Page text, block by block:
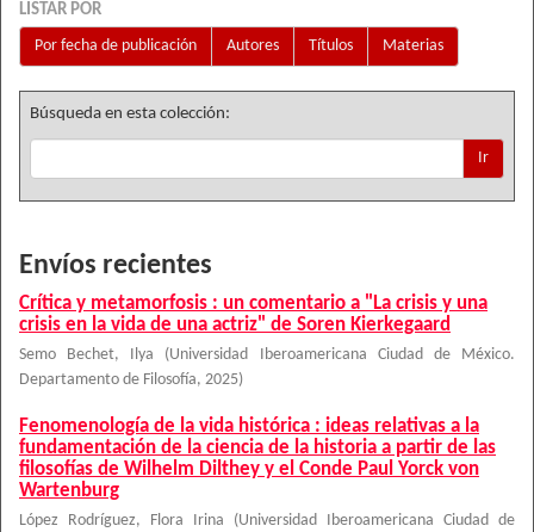
LISTAR POR
Por fecha de publicación
Autores Títulos Materias
Búsqueda en esta colección:
Ir
Envíos recientes
Crítica y metamorfosis : un comentario a "La crisis y una
crisis en la vida de una actriz" de Soren Kierkegaard
Semo Bechet, Ilya (Universidad Iberoamericana Ciudad de México.
Departamento de Filosofía, 2025)
Fenomenología de la vida histórica : ideas relativas a la
fundamentación de la ciencia de la historia a partir de las
filosofías de Wilhelm Dilthey y el Conde Paul Yorck von
Wartenburg
López Rodríguez, Flora Irina (Universidad Iberoamericana Ciudad de